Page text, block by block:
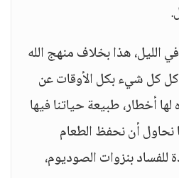
الليل، هذا بخلاف منهج الله
كل شيء بكل الأوقات عن
أخطار، طبيعة حياتنا فيها
نحاول أن نحفظ الطعام
بنزوات الصوديوم،